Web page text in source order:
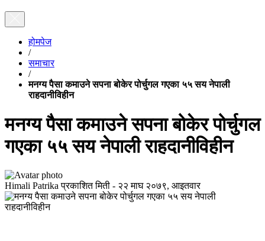
होमपेज
/
समाचार
/
मनग्य पैसा कमाउने सपना बोकेर पोर्चुगल गएका ५५ सय नेपाली
राहदानीविहीन
मनग्य पैसा कमाउने सपना बोकेर पोर्चुगल
गएका ५५ सय नेपाली राहदानीविहीन
Himali Patrika प्रकाशित मिती - २२ माघ २०७९, आइतवार